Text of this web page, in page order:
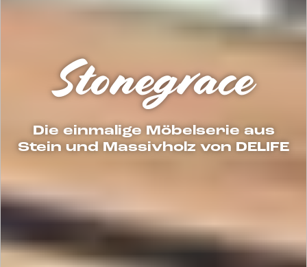
Stonegrace
Die einmalige Möbelserie aus
Stein und Massivholz von DELIFE